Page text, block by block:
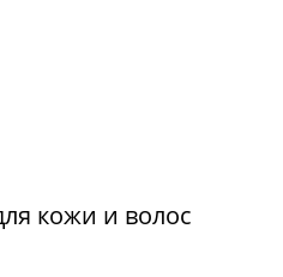
кожи и волос